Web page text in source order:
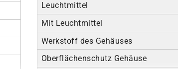
Leuchtmittel
Mit Leuchtmittel
Werkstoff des Gehäuses
Oberflächenschutz Gehäuse